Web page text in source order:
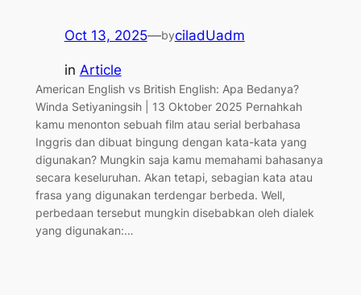
Oct 13, 2025—byciladUadm
in Article
American English vs British English: Apa Bedanya?
Winda Setiyaningsih | 13 Oktober 2025 Pernahkah
kamu menonton sebuah film atau serial berbahasa
Inggris dan dibuat bingung dengan kata-kata yang
digunakan? Mungkin saja kamu memahami bahasanya
secara keseluruhan. Akan tetapi, sebagian kata atau
frasa yang digunakan terdengar berbeda. Well,
perbedaan tersebut mungkin disebabkan oleh dialek
yang digunakan:…